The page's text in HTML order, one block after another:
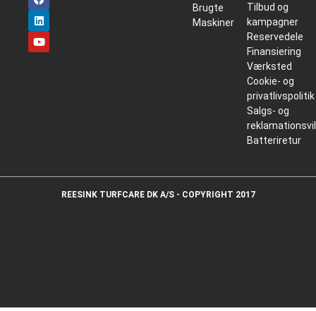
Brugte
Maskiner
Tilbud og
kampagner
Reservedele
Finansiering
Værksted
Cookie- og
privatlivspolitik
Salgs- og
Batteriretur
REESINK TURFCARE DK A/S - COPYRIGHT 2017